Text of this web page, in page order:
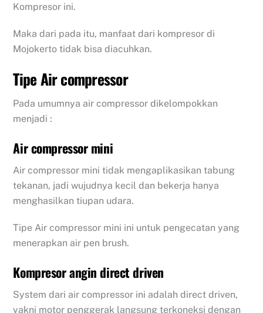
Kompresor ini.
Maka dari pada itu, manfaat dari kompresor di
Mojokerto tidak bisa diacuhkan.
Tipe Air compressor
Pada umumnya air compressor dikelompokkan
menjadi :
Air compressor mini
Air compressor mini tidak mengaplikasikan tabung
tekanan, jadi wujudnya kecil dan bekerja hanya
menghasilkan tiupan udara.
Tipe Air compressor mini ini untuk pengecatan yang
menerapkan air pen brush.
Kompresor angin direct driven
System dari air compressor ini adalah direct driven,
yakni motor penggerak langsung terkoneksi dengan